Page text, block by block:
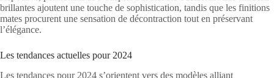
brillantes ajoutent une touche de sophistication, tandis que les finitions
mates procurent une sensation de décontraction tout en préservant
l’élégance.
Les tendances actuelles pour 2024
Les tendances pour 2024 s’orientent vers des modèles alliant